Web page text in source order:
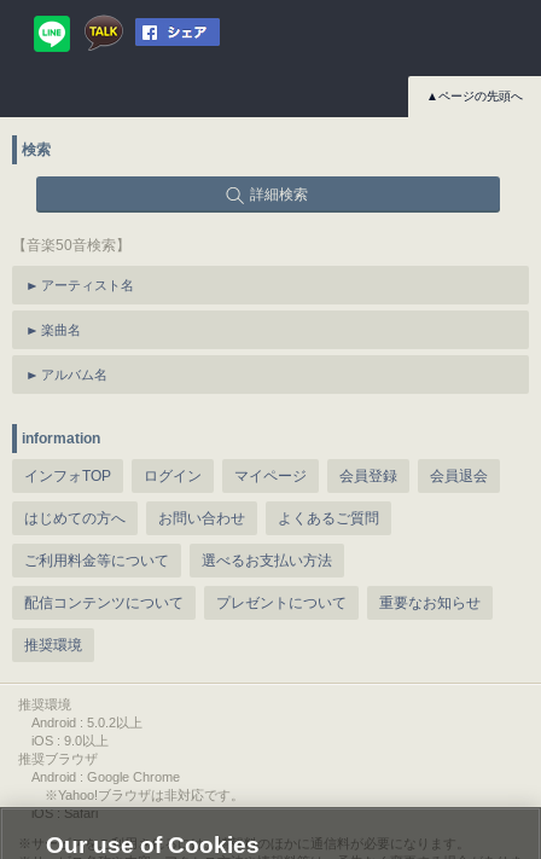
▲ページの先頭へ
検索
詳細検索
【音楽50音検索】
アーティスト名
楽曲名
アルバム名
information
インフォTOP ログイン マイページ 会員登録 会員退会
はじめての方へ お問い合わせ よくあるご質問
ご利用料金等について 選べるお支払い方法
配信コンテンツについて プレゼントについて 重要なお知らせ
推奨環境
推奨環境
Android : 5.0.2以上
iOS : 9.0以上
推奨ブラウザ
Android : Google Chrome
※Yahoo!ブラウザは非対応です。
iOS : Safari
サービスをご利用されるには、情報料のほかに通信料が必要になります。
Our use of Cookies